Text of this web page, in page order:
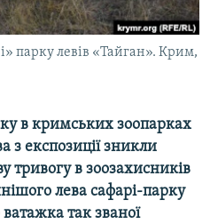
парку левів «Тайган». Крим,
в кримських зоопарках
з експозиції зникли
тривогу в зоозахисників
лева сафарі-парку
так званої